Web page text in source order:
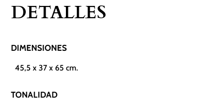
DETALLES
DIMENSIONES
45,5 x 37 x 65 cm.
TONALIDAD